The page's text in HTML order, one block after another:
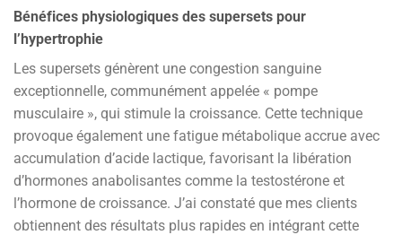
Bénéfices physiologiques des supersets pour
l’hypertrophie
Les supersets génèrent une congestion sanguine
exceptionnelle, communément appelée « pompe
musculaire », qui stimule la croissance. Cette technique
provoque également une fatigue métabolique accrue avec
accumulation d’acide lactique, favorisant la libération
d’hormones anabolisantes comme la testostérone et
l’hormone de croissance. J’ai constaté que mes clients
obtiennent des résultats plus rapides en intégrant cette